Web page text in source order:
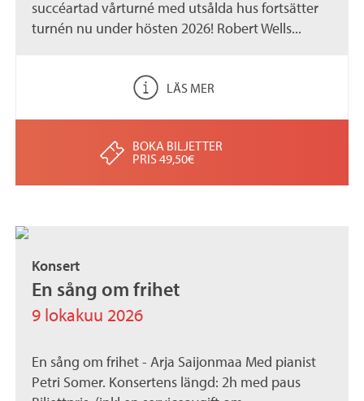
succéartad vårturné med utsålda hus fortsätter
turnén nu under hösten 2026! Robert Wells...
LÄS MER
BOKA BILJETTER
PRIS 49,50€
Konsert
En sång om frihet
9 lokakuu 2026
En sång om frihet - Arja Saijonmaa Med pianist
Petri Somer. Konsertens längd: 2h med paus